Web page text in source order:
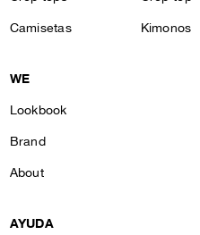
Camisetas
Kimonos
WE
Lookbook
Brand
About
AYUDA